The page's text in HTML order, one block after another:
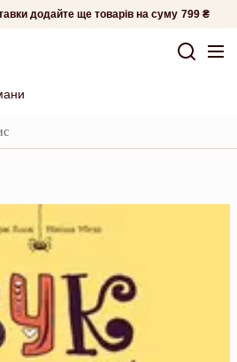
додайте ще товарів на суму 799 ₴